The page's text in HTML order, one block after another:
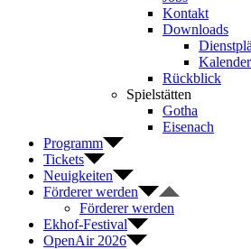
Kontakt
Downloads
Rückblick
Spielstätten
Gotha
Eisenach
Programm
Tickets
Neuigkeiten
Förderer werden
Förderer werden
Ekhof-Festival
OpenAir 2026